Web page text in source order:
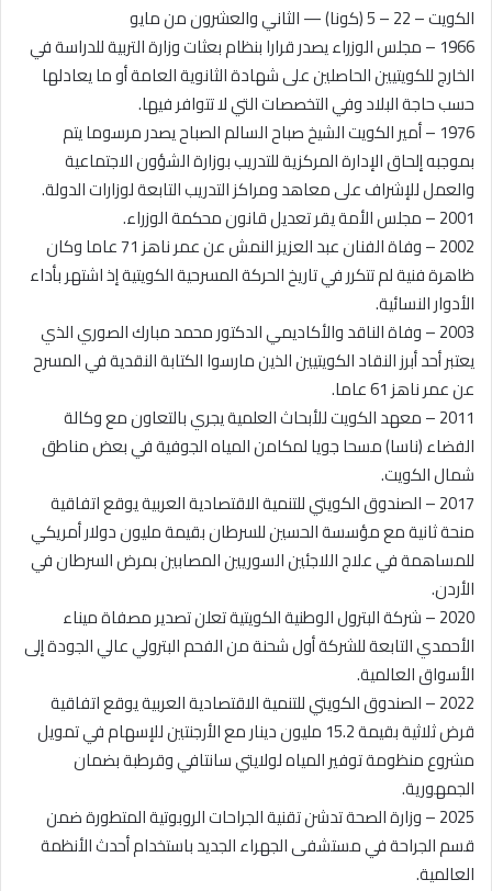
الكويت – 22 – 5 (كونا) — الثاني والعشرون من مايو
1966 – مجلس الوزراء يصدر قرارا بنظام بعثات وزارة التربية للدراسة في
الخارج للكويتيين الحاصلين على شهادة الثانوية العامة أو ما يعادلها
حسب حاجة البلاد وفي التخصصات التي لا تتوافر فيها.
1976 – أمير الكويت الشيخ صباح السالم الصباح يصدر مرسوما يتم
بموجبه إلحاق الإدارة المركزية للتدريب بوزارة الشؤون الاجتماعية
والعمل للإشراف على معاهد ومراكز التدريب التابعة لوزارات الدولة.
2001 – مجلس الأمة يقر تعديل قانون محكمة الوزراء.
2002 – وفاة الفنان عبد العزيز النمش عن عمر ناهز 71 عاما وكان
ظاهرة فنية لم تتكرر في تاريخ الحركة المسرحية الكويتية إذ اشتهر بأداء
الأدوار النسائية.
2003 – وفاة الناقد والأكاديمي الدكتور محمد مبارك الصوري الذي
يعتبر أحد أبرز النقاد الكويتيين الذين مارسوا الكتابة النقدية في المسرح
عن عمر ناهز 61 عاما.
2011 – معهد الكويت للأبحاث العلمية يجري بالتعاون مع وكالة
الفضاء (ناسا) مسحا جويا لمكامن المياه الجوفية في بعض مناطق
شمال الكويت.
2017 – الصندوق الكويتي للتنمية الاقتصادية العربية يوقع اتفاقية
منحة ثانية مع مؤسسة الحسين للسرطان بقيمة مليون دولار أمريكي
للمساهمة في علاج اللاجئين السوريين المصابين بمرض السرطان في
الأردن.
2020 – شركة البترول الوطنية الكويتية تعلن تصدير مصفاة ميناء
الأحمدي التابعة للشركة أول شحنة من الفحم البترولي عالي الجودة إلى
الأسواق العالمية.
2022 – الصندوق الكويتي للتنمية الاقتصادية العربية يوقع اتفاقية
قرض ثلاثية بقيمة 15.2 مليون دينار مع الأرجنتين للإسهام في تمويل
مشروع منظومة توفير المياه لولايتي سانتافي وقرطبة بضمان
الجمهورية.
2025 – وزارة الصحة تدشن تقنية الجراحات الروبوتية المتطورة ضمن
قسم الجراحة في مستشفى الجهراء الجديد باستخدام أحدث الأنظمة
العالمية.